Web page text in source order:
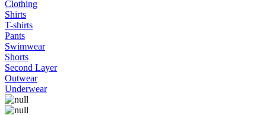
Clothing
Shirts
T-shirts
Pants
Swimwear
Shorts
Second Layer
Outwear
Underwear